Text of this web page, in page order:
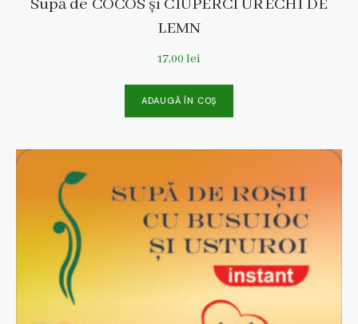
Supă de COCOS și CIUPERCI URECHI DE
LEMN
17,00lei
ADAUGĂ ÎN COȘ